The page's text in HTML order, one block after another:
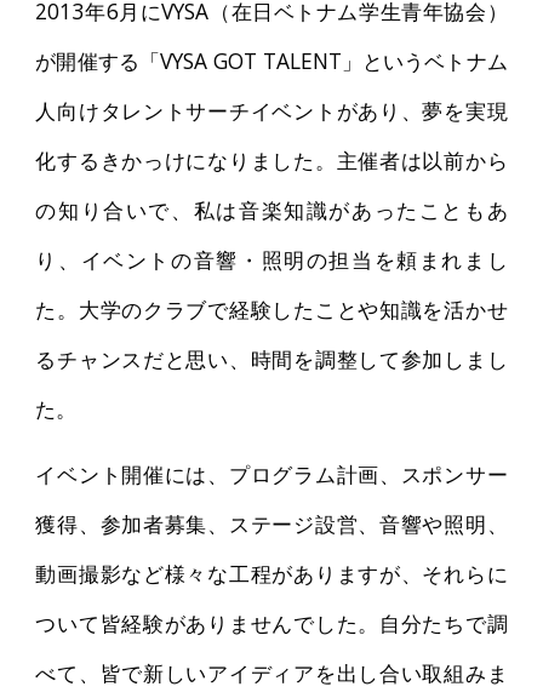
2013年6月にVYSA（在日ベトナム学生青年協会）
が開催する「VYSA GOT TALENT」というベトナム
人向けタレントサーチイベントがあり、夢を実現
化するきかっけになりました。主催者は以前から
の知り合いで、私は音楽知識があったこともあ
り、イベントの音響・照明の担当を頼まれまし
た。大学のクラブで経験したことや知識を活かせ
るチャンスだと思い、時間を調整して参加しまし
た。
イベント開催には、プログラム計画、スポンサー
獲得、参加者募集、ステージ設営、音響や照明、
動画撮影など様々な工程がありますが、それらに
ついて皆経験がありませんでした。自分たちで調
べて、皆で新しいアイディアを出し合い取組みま